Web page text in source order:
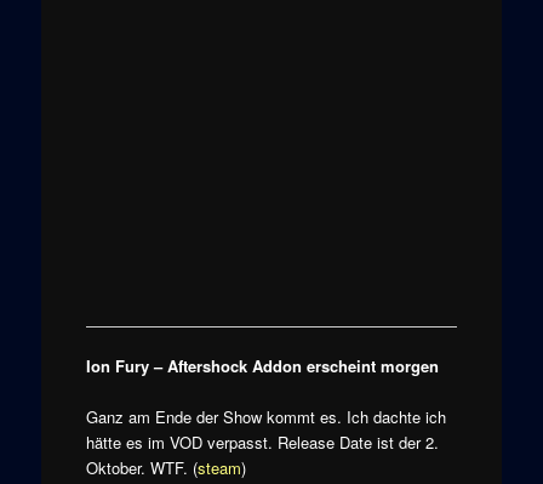
Ion Fury – Aftershock Addon erscheint morgen
Ganz am Ende der Show kommt es. Ich dachte ich
hätte es im VOD verpasst. Release Date ist der 2.
Oktober. WTF. (steam)